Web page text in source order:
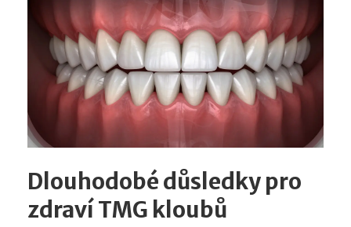
Dlouhodobé důsledky pro
zdraví TMG kloubů